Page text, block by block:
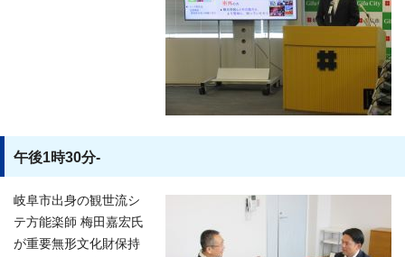
午後1時30分-
岐阜市出身の観世流シ
テ方能楽師 梅田嘉宏氏
が重要無形文化財保持